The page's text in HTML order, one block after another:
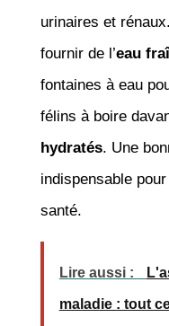
urinaires et
fournir de l’eau
fontaines à eau
félins à boire
hydratés. Une
indispensable
santé.
Lire aussi :
maladie : tout